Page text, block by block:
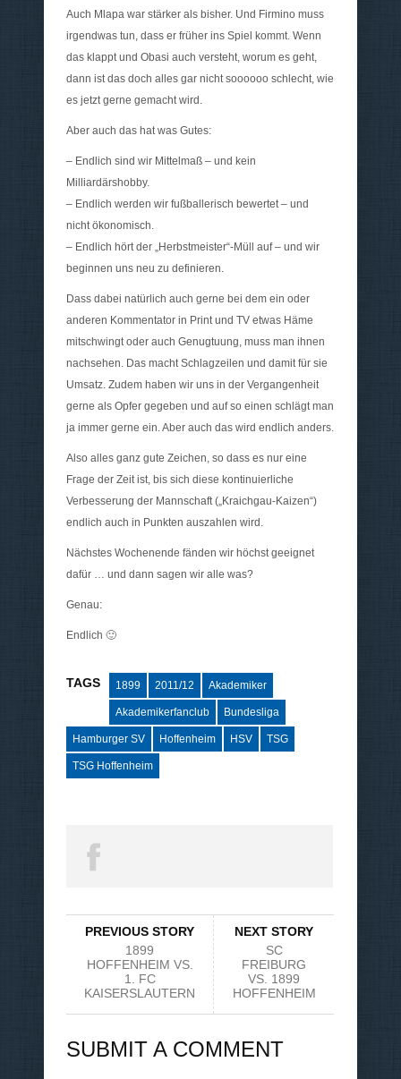
Auch Mlapa war stärker als bisher. Und Firmino muss
irgendwas tun, dass er früher ins Spiel kommt. Wenn
das klappt und Obasi auch versteht, worum es geht,
dann ist das doch alles gar nicht soooooo schlecht, wie
es jetzt gerne gemacht wird.
Aber auch das hat was Gutes:
– Endlich sind wir Mittelmaß – und kein
Milliardärshobby.
– Endlich werden wir fußballerisch bewertet – und
nicht ökonomisch.
– Endlich hört der „Herbstmeister“-Müll auf – und wir
beginnen uns neu zu definieren.
Dass dabei natürlich auch gerne bei dem ein oder
anderen Kommentator in Print und TV etwas Häme
mitschwingt oder auch Genugtuung, muss man ihnen
nachsehen. Das macht Schlagzeilen und damit für sie
Umsatz. Zudem haben wir uns in der Vergangenheit
gerne als Opfer gegeben und auf so einen schlägt man
ja immer gerne ein. Aber auch das wird endlich anders.
Also alles ganz gute Zeichen, so dass es nur eine
Frage der Zeit ist, bis sich diese kontinuierliche
Verbesserung der Mannschaft („Kraichgau-Kaizen“)
endlich auch in Punkten auszahlen wird.
Nächstes Wochenende fänden wir höchst geeignet
dafür … und dann sagen wir alle was?
Genau:
Endlich 🙂
TAGS 1899 2011/12 Akademiker
Akademikerfanclub Bundesliga
Hamburger SV Hoffenheim HSV TSG
TSG Hoffenheim
PREVIOUS STORY
1899
HOFFENHEIM VS.
1. FC
KAISERSLAUTERN
NEXT STORY
SC
FREIBURG
VS. 1899
HOFFENHEIM
SUBMIT A COMMENT